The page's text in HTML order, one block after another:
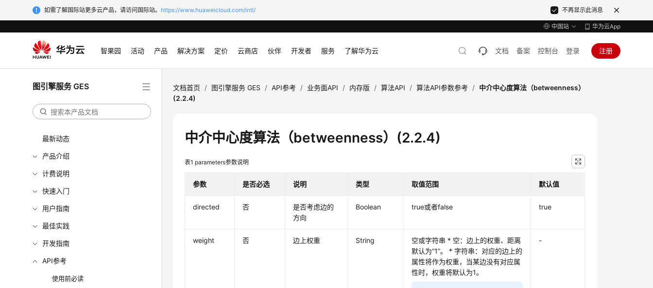
如需了解国际站更多云产品，请访问国际站。 https://www.huaweicloud.com/intl/ 不再显示此消息
中国站 华为云App
智果园 活动 产品 解决方案 定价 云商店 伙伴 开发者 服务 了解华为云 文档 备案 控制台 登录 注册
图引擎服务 GES
最新动态
产品介绍
计费说明
快速入门
用户指南
最佳实践
开发指南
API参考
使用前必读
文档首页 / 图引擎服务 GES / API参考 / 业务面API / 内存版 / 算法API / 算法API参数参考 / 中介中心度算法（betweenness）
(2.2.4)
中介中心度算法（betweenness）(2.2.4)
表1 parameters参数说明
参数 是否必选 说明 类型 取值范围 默认值
directed 否
是否考虑边的
方向
Boolean true或者false true
weight 否 边上权重 String
空或字符串 * 空：边上的权重、距离
默认为“1”。 * 字符串：对应的边上的
属性将作为权重，当某边没有对应属
性时，权重将默认为1。
-